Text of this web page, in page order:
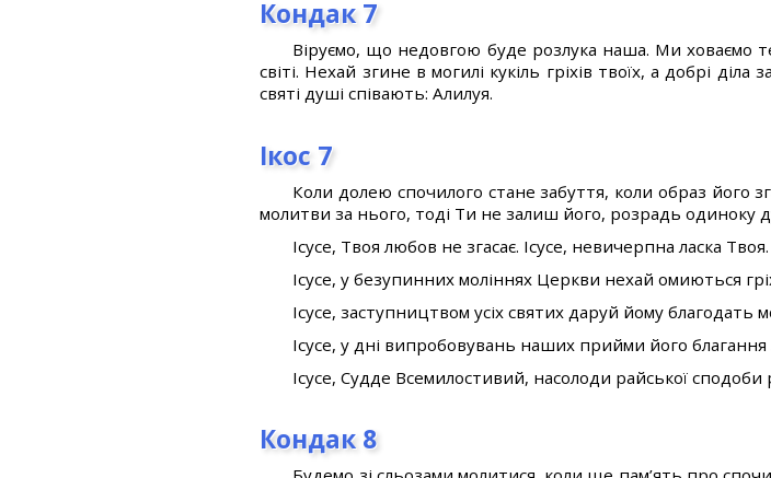
Кондак 7
Віруємо, що недовгою буде розлука наша. Ми ховаємо
світі. Нехай згине в могилі кукіль гріхів твоїх, а добрі
святі душі співають: Алилуя.
Ікос 7
Коли долею спочилого стане забуття, коли образ його
молитви за нього, тоді Ти не залиш його, розрадь одиноку
Ісусе, Твоя любов не згасає. Ісусе, невичерпна ласка Твоя.
Ісусе, у безупинних моліннях Церкви нехай омиються
Ісусе, заступництвом усіх святих даруй йому благодать
Ісусе, у дні випробовувань наших прийми його благання
Ісусе, Судде Всемилостивий, насолоди райської сподоби
Кондак 8